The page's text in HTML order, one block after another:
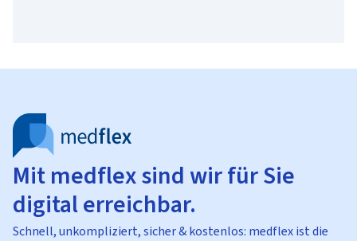
Mit medflex sind wir für Sie
digital erreichbar.
Schnell, unkompliziert, sicher & kostenlos: medflex ist die